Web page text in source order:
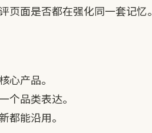
面是否都在强化同一套记忆。
心产品。
个品类表达。
都能沿用。